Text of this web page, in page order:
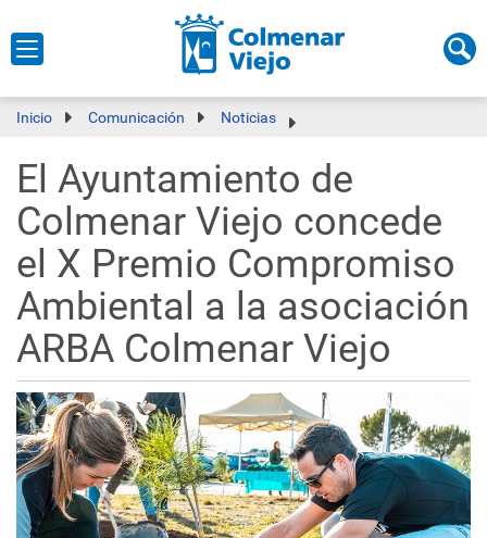
Inicio Comunicación Noticias
El Ayuntamiento de
Colmenar Viejo concede
el X Premio Compromiso
Ambiental a la asociación
ARBA Colmenar Viejo